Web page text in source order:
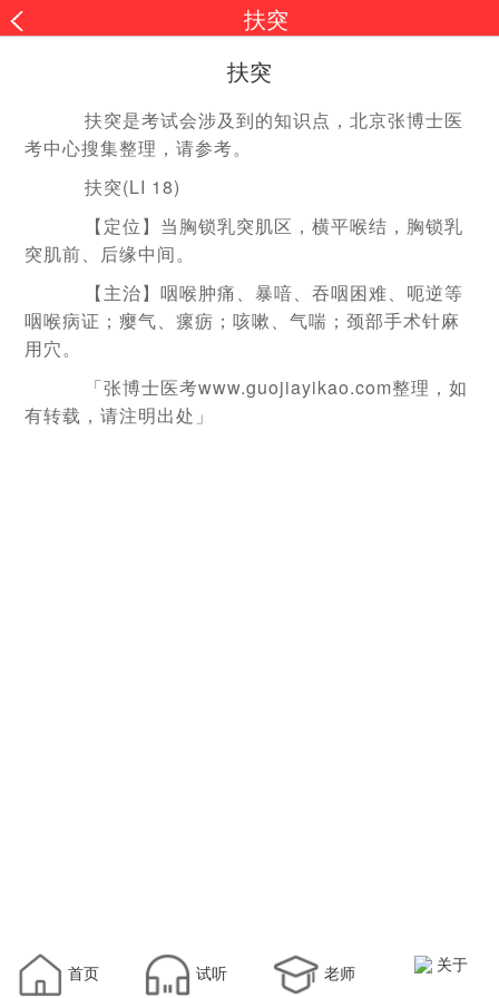
扶突
扶突
扶突是考试会涉及到的知识点，北京张博士医
考中心搜集整理，请参考。
扶突(LI 18)
【定位】当胸锁乳突肌区，横平喉结，胸锁乳
突肌前、后缘中间。
【主治】咽喉肿痛、暴喑、吞咽困难、呃逆等
咽喉病证；瘿气、瘰疬；咳嗽、气喘；颈部手术针麻
用穴。
「张博士医考www.guojiayikao.com整理，如
有转载，请注明出处」
首页 试听 老师 关于